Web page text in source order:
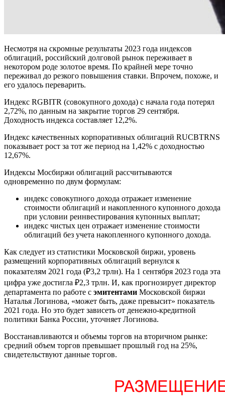
Несмотря на скромные результаты 2023 года индексов
облигаций, российский долговой рынок переживает в
некотором роде золотое время. По крайней мере точно
переживал до резкого повышения ставки. Впрочем, похоже, и
его удалось переварить.
Индекс RGBITR (совокупного дохода) с начала года потерял
2,72%, по данным на закрытие торгов 29 сентября.
Доходность индекса составляет 12,2%.
Индекс качественных корпоративных облигаций RUCBTRNS
показывает рост за тот же период на 1,42% с доходностью
12,67%.
Индексы Мосбиржи облигаций рассчитываются
одновременно по двум формулам:
индекс совокупного дохода отражает изменение
стоимости облигаций и накопленного купонного дохода
при условии реинвестирования купонных выплат;
индекс чистых цен отражает изменение стоимости
облигаций без учета накопленного купонного дохода.
Как следует из статистики Московской биржи, уровень
размещений корпоративных облигаций вернулся к
показателям 2021 года (₽3,2 трлн). На 1 сентября 2023 года эта
цифра уже достигла ₽2,3 трлн. И, как прогнозирует директор
департамента по работе с эмитентами Московской биржи
Наталья Логинова, «может быть, даже превысит» показатель
2021 года. Но это будет зависеть от денежно-кредитной
политики Банка России, уточняет Логинова.
Восстанавливаются и объемы торгов на вторичном рынке:
средний объем торгов превышает прошлый год на 25%,
свидетельствуют данные торгов.